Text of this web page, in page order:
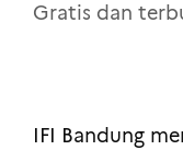
Gratis dan
IFI Bandung